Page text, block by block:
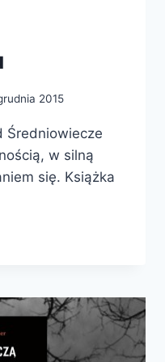
2015
Średniowiecze
w silną
się. Książka